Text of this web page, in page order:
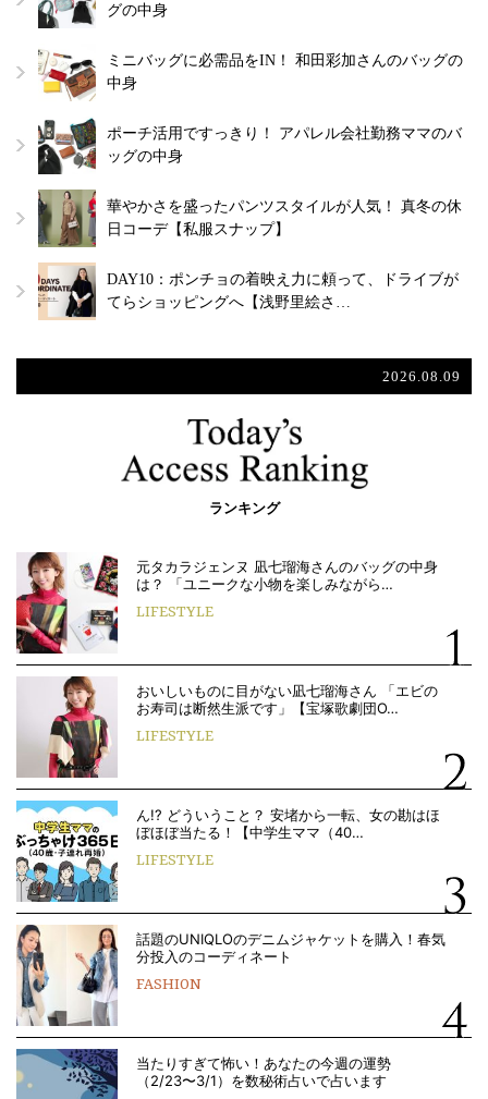
グの中身
ミニバッグに必需品をIN！ 和田彩加さんのバッグの
中身
ポーチ活用ですっきり！ アパレル会社勤務ママのバ
ッグの中身
華やかさを盛ったパンツスタイルが人気！ 真冬の休
日コーデ【私服スナップ】
DAY10：ポンチョの着映え力に頼って、ドライブが
てらショッピングへ【浅野里絵さ…
2026.08.09
ランキング
元タカラジェンヌ 凪七瑠海さんのバッグの中身
は？ 「ユニークな小物を楽しみながら…
LIFESTYLE
おいしいものに目がない凪七瑠海さん 「エビの
お寿司は断然生派です」【宝塚歌劇団O…
LIFESTYLE
ん!? どういうこと？ 安堵から一転、女の勘はほ
ぼほぼ当たる！【中学生ママ（40…
LIFESTYLE
話題のUNIQLOのデニムジャケットを購入！春気
分投入のコーディネート
FASHION
当たりすぎて怖い！あなたの今週の運勢
（2/23〜3/1）を数秘術占いで占います